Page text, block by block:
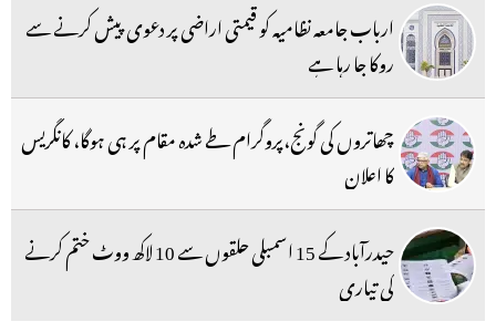
ارباب جامعہ نظامیہ کو قیمتی اراضی پر دعوی پیش کرنے سے
روکا جا رہا ہے
چھاتروں کی گونج،پروگرام طے شدہ مقام پر ہی ہوگا، کانگریس
کا اعلان
حیدرآباد کے 15 اسمبلی حلقوں سے 10 لاکھ ووٹ ختم کرنے
کی تیاری